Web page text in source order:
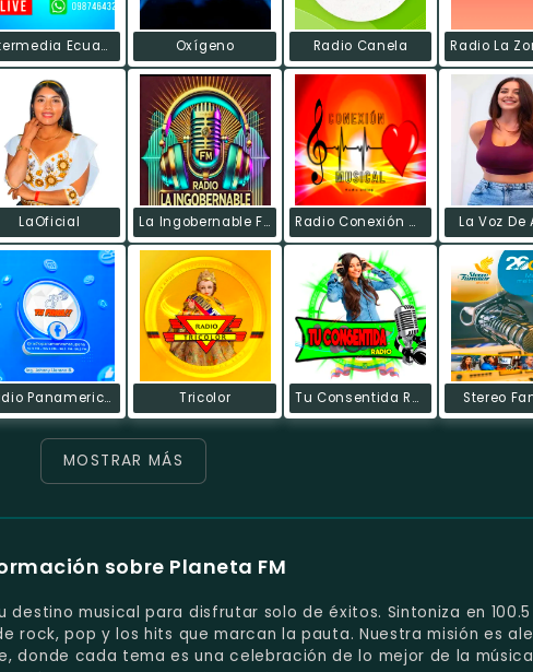
Intermedia Ecuadoradio Oxígeno Radio Canela
LaOficial La Ingobernable FM Radio Conexión Musical La Voz De
Radio Panamericana Tricolor Tu Consentida Radio Riobamba - Ecuador Stereo
MOSTRAR MÁS
sobre Planeta FM
destino musical para disfrutar solo de éxitos. Sintoniza en 100.5
rock, pop y los hits que marcan la pauta. Nuestra misión es
donde cada tema es una celebración de lo mejor de la música